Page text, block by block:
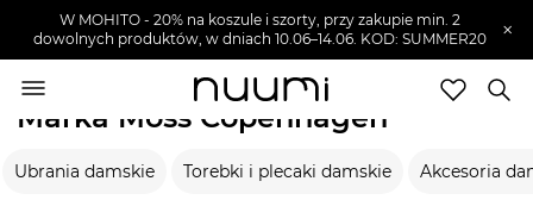
W MOHITO - 20% na koszule i szorty, przy zakupie min. 2
dowolnych produktów, w dniach 10.06–14.06. KOD: SUMMER20
×
Marka Moss Copenhagen
Ubrania damskie Torebki i plecaki damskie Akcesoria